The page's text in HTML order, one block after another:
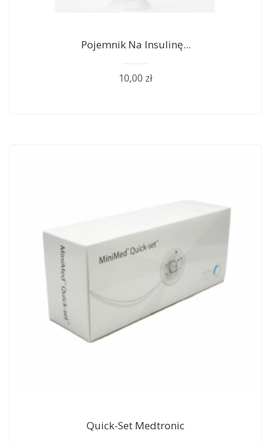
Pojemnik Na Insulinę...
10,00 zł
Quick-Set Medtronic